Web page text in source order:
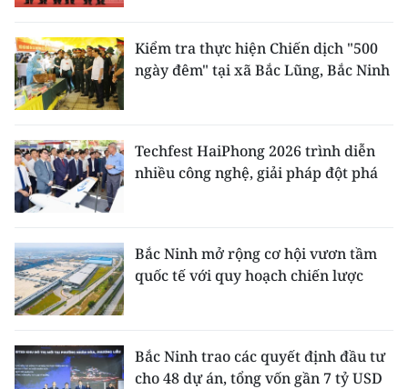
Kiểm tra thực hiện Chiến dịch "500
ngày đêm" tại xã Bắc Lũng, Bắc Ninh
Techfest HaiPhong 2026 trình diễn
nhiều công nghệ, giải pháp đột phá
Bắc Ninh mở rộng cơ hội vươn tầm
quốc tế với quy hoạch chiến lược
Bắc Ninh trao các quyết định đầu tư
cho 48 dự án, tổng vốn gần 7 tỷ USD